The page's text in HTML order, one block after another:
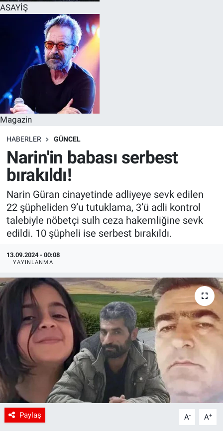
ASAYİŞ
Magazin
HABERLER GÜNCEL
Narin'in babası serbest
bırakıldı!
Narin Güran cinayetinde adliyeye sevk edilen
22 şüpheliden 9’u tutuklama, 3’ü adli kontrol
talebiyle nöbetçi sulh ceza hakemliğine sevk
edildi. 10 şüpheli ise serbest bırakıldı.
13.09.2024 - 00:08
YAYINLANMA
Paylaş A- A+